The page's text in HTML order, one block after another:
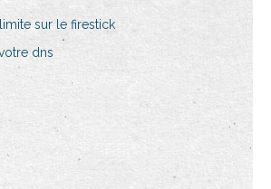
sur le firestick
dns